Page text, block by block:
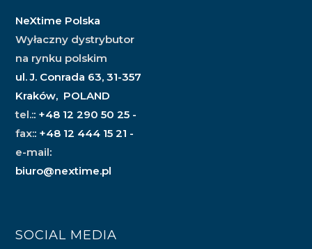
NeXtime Polska
Wyłaczny dystrybutor
na rynku polskim
ul. J. Conrada 63, 31-357
Kraków, POLAND
tel.:: +48 12 290 50 25 -
fax:: +48 12 444 15 21 -
e-mail:
biuro@nextime.pl
SOCIAL MEDIA